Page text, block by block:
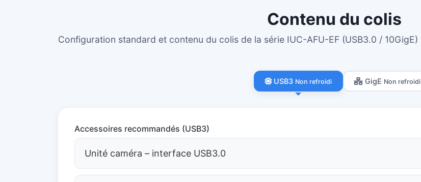
Contenu du colis
Configuration standard et contenu du colis de la série IUC-AFU-EF (USB3.0 / 10GigE)
USB3 Non refroidi GigE Non refroidi
Accessoires recommandés (USB3)
Unité caméra – interface USB3.0